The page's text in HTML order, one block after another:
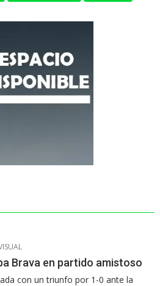
Brava en partido amistoso
con un triunfo por 1-0 ante la